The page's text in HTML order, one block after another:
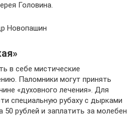
Головина.
Новопашин
в себе мистические
Паломники могут принять
«духовного лечения». Для
специальную рубаху с дырками
50 рублей и заплатить за молебен